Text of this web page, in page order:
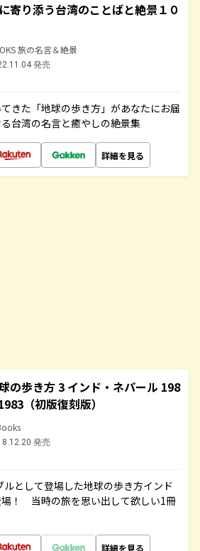
寄り添う台湾のことばと絶景１０
旅の名言＆絶景
発売
きた「地球の歩き方」があなたにお届
台湾の名言と癒やしの絶景集
詳細を見る
の歩き方 3 インド・ネパール 198
（初版復刻版）
発売
として登場した地球の歩き方インド
！ 当時の旅を思い出して欲しい1冊
詳細を見る